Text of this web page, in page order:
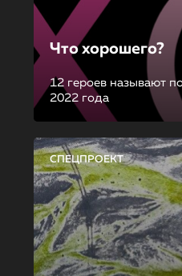
Что хорошего?
12 героев называют
2022 года
СПЕЦПРОЕКТ